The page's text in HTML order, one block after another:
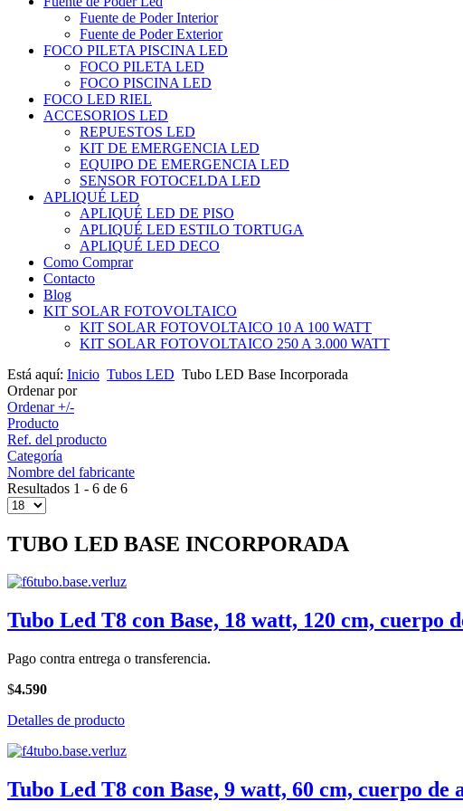
Fuente de Poder Interior
Fuente de Poder Exterior
FOCO PILETA PISCINA LED
FOCO PILETA LED
FOCO PISCINA LED
FOCO LED RIEL
ACCESORIOS LED
REPUESTOS LED
KIT DE EMERGENCIA LED
EQUIPO DE EMERGENCIA LED
SENSOR FOTOCELDA LED
APLIQUÉ LED
APLIQUÉ LED DE PISO
APLIQUÉ LED ESTILO TORTUGA
APLIQUÉ LED DECO
Como Comprar
Contacto
Blog
KIT SOLAR FOTOVOLTAICO
KIT SOLAR FOTOVOLTAICO 10 A 100 WATT
KIT SOLAR FOTOVOLTAICO 250 A 3.000 WATT
Está aquí: Inicio Tubos LED Tubo LED Base Incorporada
Ordenar por
Ordenar +/-
Producto
Ref. del producto
Categoría
Nombre del fabricante
Resultados 1 - 6 de 6
TUBO LED BASE INCORPORADA
Tubo Led T8 con Base, 18 watt, 120 cm, cuerpo
Pago contra entrega o transferencia.
$4.590
Detalles de producto
Tubo Led T8 con Base, 9 watt, 60 cm, cuerpo